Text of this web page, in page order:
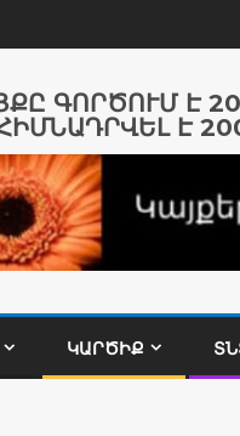
ԳՈՐԾՈՒՄ Է
Է
ԿԱՐԾԻՔ